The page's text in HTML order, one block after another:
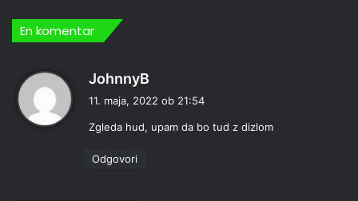
En komentar
JohnnyB
v
11. maja, 2022 ob 21:54
Zgleda hud, upam da bo tud z dizlom
Odgovori